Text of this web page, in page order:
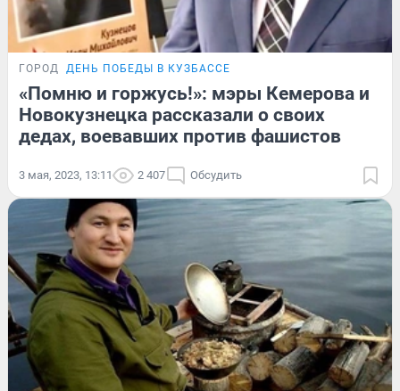
ГОРОД ДЕНЬ ПОБЕДЫ В КУЗБАССЕ
«Помню и горжусь!»: мэры Кемерова и
Новокузнецка рассказали о своих
дедах, воевавших против фашистов
3 мая, 2023, 13:11 2 407 Обсудить